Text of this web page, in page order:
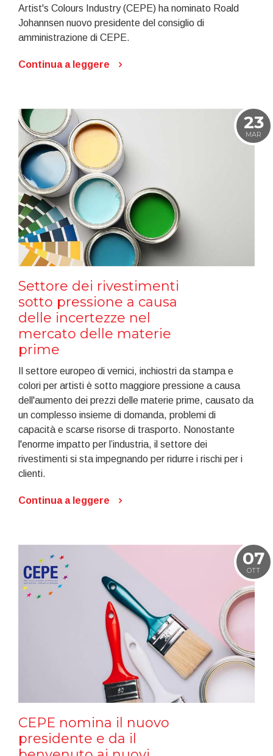
Artist's Colours Industry (CEPE) ha nominato Roald
Johannsen nuovo presidente del consiglio di
amministrazione di CEPE.
Continua a leggere
23
MAR
Settore dei rivestimenti
sotto pressione a causa
delle incertezze nel
mercato delle materie
prime
Il settore europeo di vernici, inchiostri da stampa e
colori per artisti è sotto maggiore pressione a causa
dell'aumento dei prezzi delle materie prime, causato da
un complesso insieme di domanda, problemi di
capacità e scarse risorse di trasporto. Nonostante
l'enorme impatto per l’industria, il settore dei
rivestimenti si sta impegnando per ridurre i rischi per i
clienti.
Continua a leggere
07
OTT
CEPE nomina il nuovo
presidente e da il